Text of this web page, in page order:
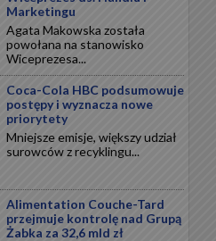
Marketingu
Agata Makowska została
powołana na stanowisko
Wiceprezesa...
Coca-Cola HBC podsumowuje
postępy i wyznacza nowe
priorytety
Mniejsze emisje, większy udział
surowców z recyklingu...
Alimentation Couche-Tard
przejmuje kontrolę nad Grupą
Żabka za 32,6 mld zł